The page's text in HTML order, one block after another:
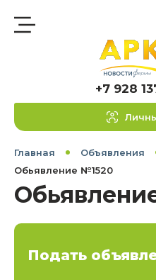
+7 928
Главная Объявления
Обьявление №1520
Подать